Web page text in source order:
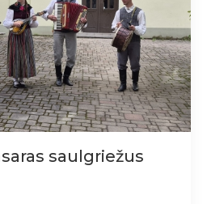
saulgriežus